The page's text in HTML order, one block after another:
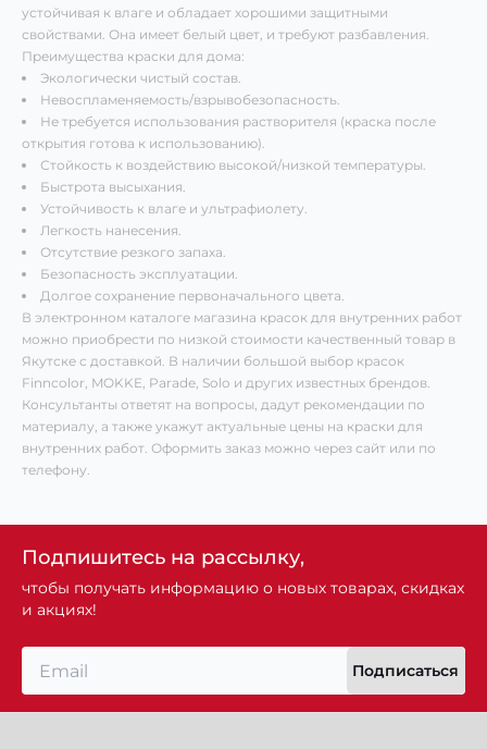
устойчивая к влаге и обладает хорошими защитными
свойствами. Она имеет белый цвет, и требуют разбавления.
Преимущества краски для дома:
Экологически чистый состав.
Невоспламеняемость/взрывобезопасность.
Не требуется использования растворителя (краска после
открытия готова к использованию).
Стойкость к воздействию высокой/низкой температуры.
Быстрота высыхания.
Устойчивость к влаге и ультрафиолету.
Легкость нанесения.
Отсутствие резкого запаха.
Безопасность эксплуатации.
Долгое сохранение первоначального цвета.
В электронном каталоге магазина красок для внутренних работ
можно приобрести по низкой стоимости качественный товар в
Якутске с доставкой. В наличии большой выбор красок
Finncolor, MOKKE, Parade, Solo и других известных брендов.
Консультанты ответят на вопросы, дадут рекомендации по
материалу, а также укажут актуальные цены на краски для
внутренних работ. Оформить заказ можно через сайт или по
телефону.
Подпишитесь на рассылку,
чтобы получать информацию о новых товарах, скидках
и акциях!
Подписаться